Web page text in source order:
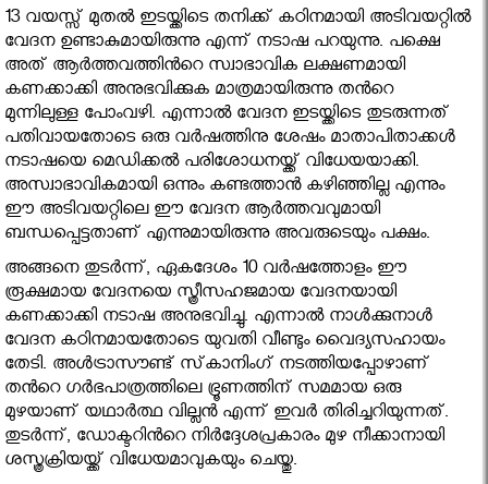
13 വയസ്സ് മുതൽ ഇടയ്ക്കിടെ തനിക്ക് കഠിനമായി അടിവയറ്റിൽ
വേദന ഉണ്ടാകുമായിരുന്നു എന്ന് നടാഷ പറയുന്നു. പക്ഷെ
അത് ആർത്തവത്തിൻറെ സ്വാഭാവിക ലക്ഷണമായി
കണക്കാക്കി അനുഭവിക്കുക മാത്രമായിരുന്നു തൻറെ
മുന്നിലുള്ള പോംവഴി. എന്നാൽ വേദന ഇടയ്ക്കിടെ തുടരുന്നത്
പതിവായതോടെ ഒരു വർഷത്തിനു ശേഷം മാതാപിതാക്കൾ
നടാഷയെ മെഡിക്കൽ പരിശോധനയ്ക്ക് വിധേയയാക്കി.
അസ്വാഭാവികമായി ഒന്നും കണ്ടത്താൻ കഴിഞ്ഞില്ല എന്നും
ഈ അടിവയറ്റിലെ ഈ വേദന ആർത്തവവുമായി
ബന്ധപ്പെട്ടതാണ് എന്നുമായിരുന്നു അവരുടെയും പക്ഷം.
അങ്ങനെ തുടർന്ന്, ഏകദേശം 10 വർഷത്തോളം ഈ
രൂക്ഷമായ വേദനയെ സ്ത്രീസഹജമായ വേദനയായി
കണക്കാക്കി നടാഷ അനുഭവിച്ചു. എന്നാൽ നാൾക്കുനാൾ
വേദന കഠിനമായതോടെ യുവതി വീണ്ടും വൈദ്യസഹായം
തേടി. അൾട്രാസൗണ്ട് സ്‌കാനിംഗ് നടത്തിയപ്പോഴാണ്
തൻറെ ഗർഭപാത്രത്തിലെ ഭ്രൂണത്തിന് സമമായ ഒരു
മുഴയാണ് യഥാർത്ഥ വില്ലൻ എന്ന് ഇവർ തിരിച്ചറിയുന്നത്.
തുടർന്ന്, ഡോക്ടറിൻറെ നിർദ്ദേശപ്രകാരം മുഴ നീക്കാനായി
ശസ്ത്രക്രിയയ്ക്ക് വിധേയമാവുകയും ചെയ്തു.